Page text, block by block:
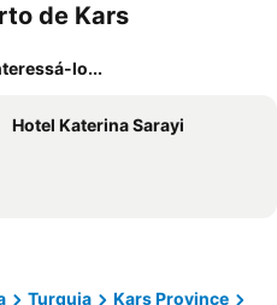
de Kars
lo...
Hotel Katerina Sarayi
Turquia
Kars Province